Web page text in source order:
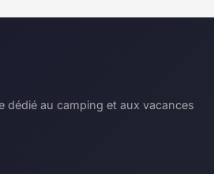
dédié au camping et aux vacances